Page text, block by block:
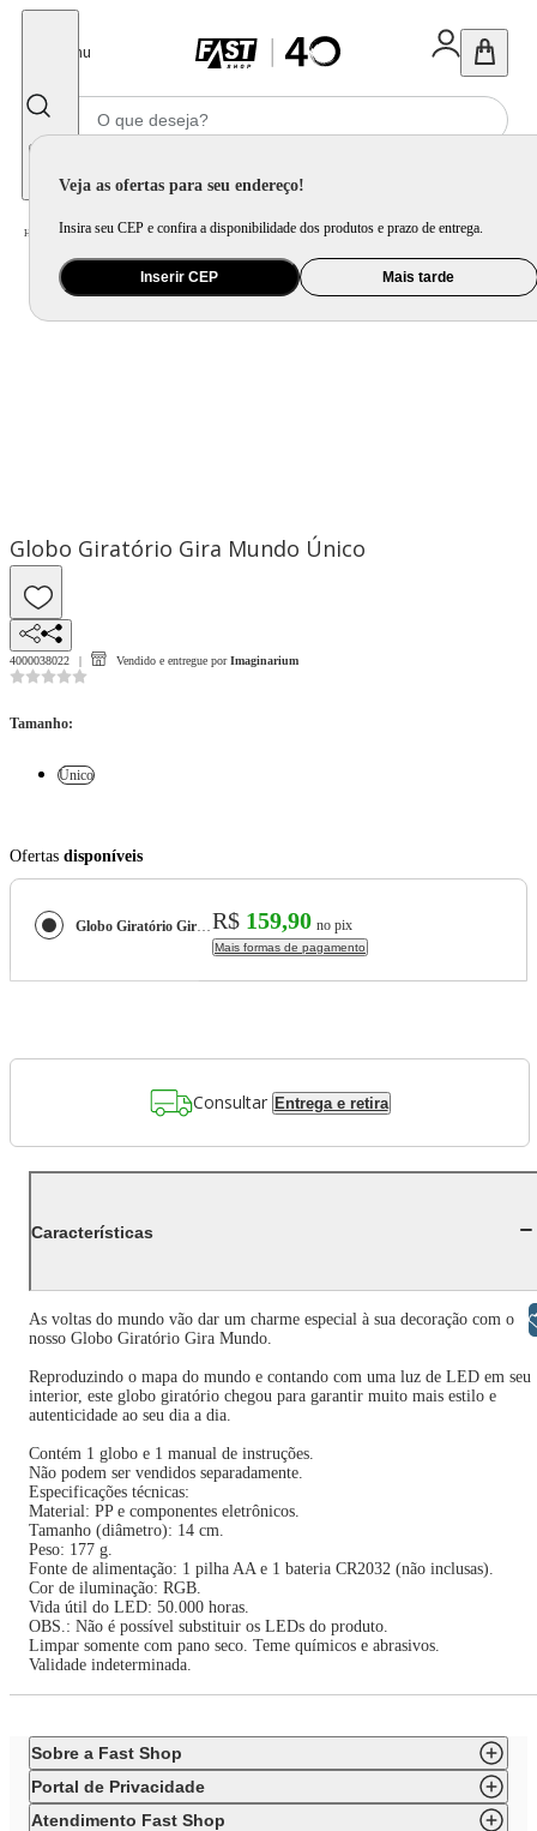
Menu
Veja as ofertas para seu endereço!
Insira seu CEP e confira a disponibilidade dos produtos e prazo de entrega.
Inserir CEP Mais tarde
Home Presentes / Presente Criativo / Globo Giratório Gira Mundo
Globo Giratório Gira Mundo Único
4000038022 Vendido e entregue por Imaginarium
Tamanho:
Único
Ofertas disponíveis
Globo Giratório Gira MundoR$ 159,90 no pix
Mais formas de pagamento
Consultar Entrega e retira
Características
As voltas do mundo vão dar um charme especial à sua decoração com o
nosso Globo Giratório Gira Mundo.
Reproduzindo o mapa do mundo e contando com uma luz de LED em seu
interior, este globo giratório chegou para garantir muito mais estilo e
autenticidade ao seu dia a dia.
Contém 1 globo e 1 manual de instruções.
Não podem ser vendidos separadamente.
Especificações técnicas:
Material: PP e componentes eletrônicos.
Tamanho (diâmetro): 14 cm.
Peso: 177 g.
Fonte de alimentação: 1 pilha AA e 1 bateria CR2032 (não inclusas).
Cor de iluminação: RGB.
Vida útil do LED: 50.000 horas.
OBS.: Não é possível substituir os LEDs do produto.
Limpar somente com pano seco. Teme químicos e abrasivos.
Validade indeterminada.
Sobre a Fast Shop
Portal de Privacidade
Atendimento Fast Shop
Libras